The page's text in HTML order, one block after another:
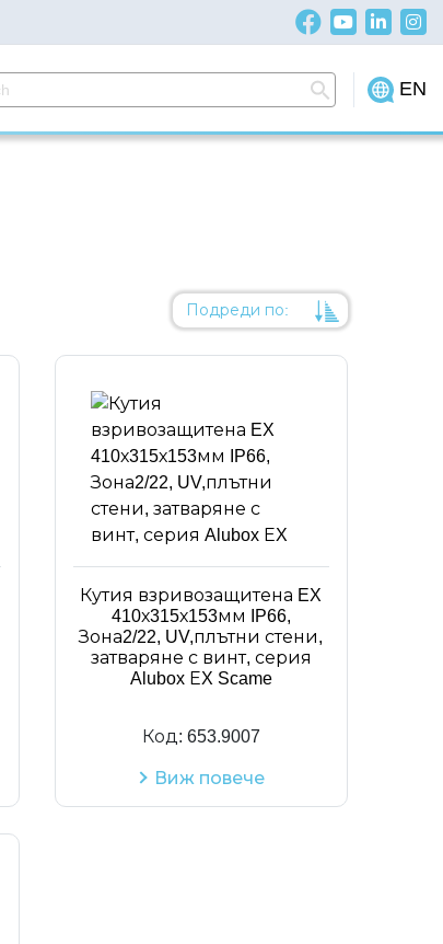
EN
Подреди по:
Уместност
Име
Код на артикул
Кутия взривозащитена EX
410х315х153мм IP66,
Зона2/22, UV,плътни стени,
затваряне с винт, серия
Alubox ЕX Scame
Код: 653.9007
Виж повече